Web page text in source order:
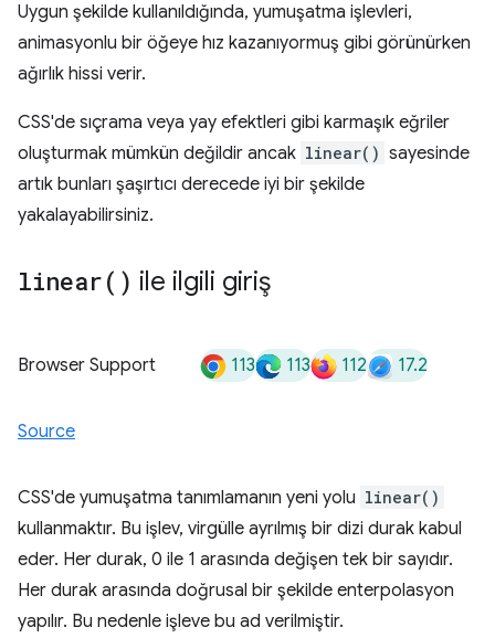
Uygun şekilde kullanıldığında, yumuşatma işlevleri,
animasyonlu bir öğeye hız kazanıyormuş gibi görünürken
ağırlık hissi verir.
CSS'de sıçrama veya yay efektleri gibi karmaşık eğriler
oluşturmak mümkün değildir ancak linear() sayesinde
artık bunları şaşırtıcı derecede iyi bir şekilde
yakalayabilirsiniz.
linear( ) ile ilgili giriş
Browser Support 113 113 112 17.2
Source
CSS'de yumuşatma tanımlamanın yeni yolu linear()
kullanmaktır. Bu işlev, virgülle ayrılmış bir dizi durak kabul
eder. Her durak, 0 ile 1 arasında değişen tek bir sayıdır.
Her durak arasında doğrusal bir şekilde enterpolasyon
yapılır. Bu nedenle işleve bu ad verilmiştir.